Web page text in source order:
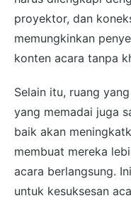
proyektor, dan
memungkinkan
konten acara tanpa
Selain itu, ruang
yang memadai juga
baik akan
membuat mereka
acara berlangsung.
untuk kesuksesan